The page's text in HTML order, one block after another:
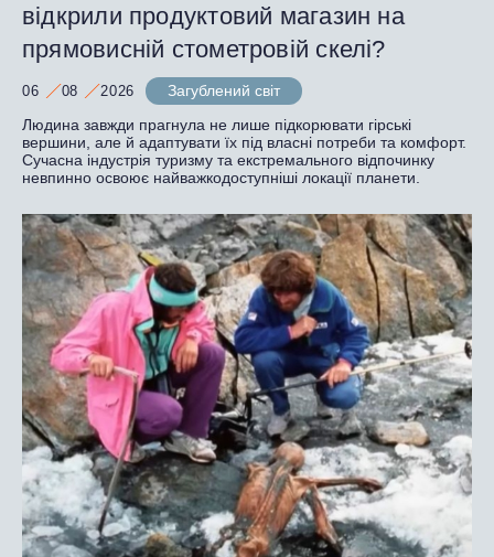
відкрили продуктовий магазин на
прямовисній стометровій скелі?
06 08 2026
Загублений світ
Людина завжди прагнула не лише підкорювати гірські
вершини, але й адаптувати їх під власні потреби та комфорт.
Сучасна індустрія туризму та екстремального відпочинку
невпинно освоює найважкодоступніші локації планети.